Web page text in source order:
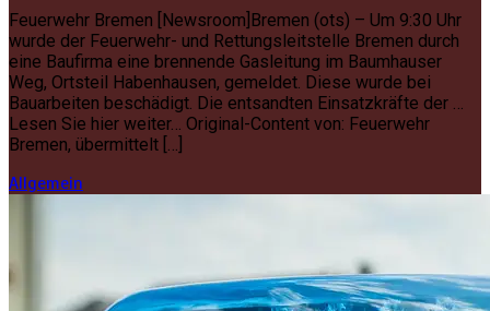
Feuerwehr Bremen [Newsroom]Bremen (ots) – Um 9:30 Uhr
wurde der Feuerwehr- und Rettungsleitstelle Bremen durch
eine Baufirma eine brennende Gasleitung im Baumhauser
Weg, Ortsteil Habenhausen, gemeldet. Diese wurde bei
Bauarbeiten beschädigt. Die entsandten Einsatzkräfte der …
Lesen Sie hier weiter… Original-Content von: Feuerwehr
Bremen, übermittelt […]
Allgemein